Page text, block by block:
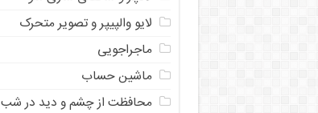
لایو والپیپر و تصویر متحرک
ماجراجویی
ماشین حساب
محافظت از چشم و دید در شب